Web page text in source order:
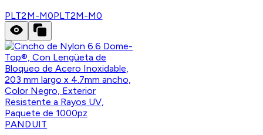
PLT2M-M0PLT2M-M0
PANDUIT